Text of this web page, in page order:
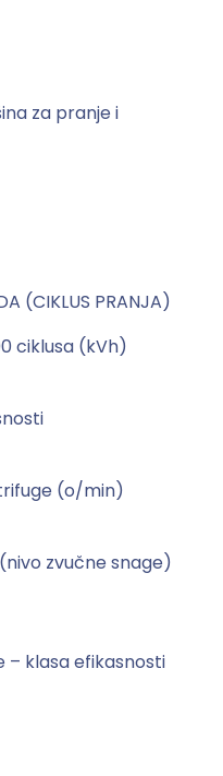
za pranje i
(CIKLUS PRANJA)
ciklusa (kVh)
(o/min)
zvučne snage)
klasa efikasnosti